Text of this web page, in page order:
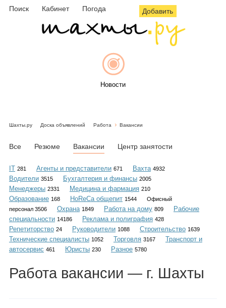
Поиск Кабинет Погода Добавить
Новости
Объявления
Каталог
Инфо
Шахты.ру Доска объявлений Работа Вакансии
Все Резюме Вакансии Центр занятости
IT 281 Агенты и представители 671 Вахта 4932
Водители 3515 Бухгалтерия и финансы 2005
Менеджеры 2331 Медицина и фармация 210
Образование 168 HoReCa общепит 1544
Офисный
персонал 3506
Охрана 1849 Работа на дому 809
Рабочие
специальности 14186 Реклама и полиграфия 428
Репетиторство 24 Руководители 1088 Строительство 1639
Технические специалисты 1052 Торговля 3167
Транспорт и
автосервис 461 Юристы 230 Разное 5780
Работа вакансии — г. Шахты